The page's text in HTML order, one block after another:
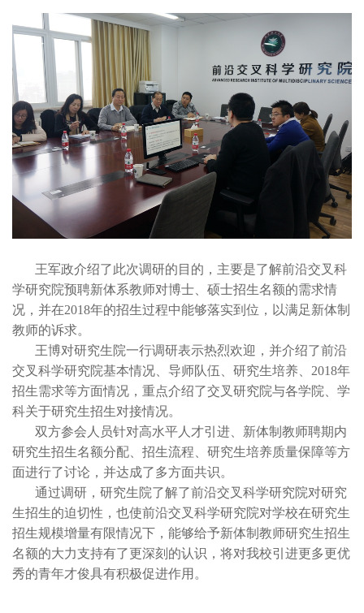
王军政介绍了此次调研的目的，主要是了解前沿交叉科
学研究院预聘新体系教师对博士、硕士招生名额的需求情
况，并在2018年的招生过程中能够落实到位，以满足新体制
教师的诉求。
王博对研究生院一行调研表示热烈欢迎，并介绍了前沿
交叉科学研究院基本情况、导师队伍、研究生培养、2018年
招生需求等方面情况，重点介绍了交叉研究院与各学院、学
科关于研究生招生对接情况。
双方参会人员针对高水平人才引进、新体制教师聘期内
研究生招生名额分配、招生流程、研究生培养质量保障等方
面进行了讨论，并达成了多方面共识。
通过调研，研究生院了解了前沿交叉科学研究院对研究
生招生的迫切性，也使前沿交叉科学研究院对学校在研究生
招生规模增量有限情况下，能够给予新体制教师研究生招生
名额的大力支持有了更深刻的认识，将对我校引进更多更优
秀的青年才俊具有积极促进作用。